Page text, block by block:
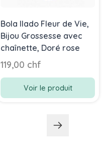
Bola Ilado Fleur de Vie,
Bijou Grossesse avec
chaînette, Doré rose
119,00 chf
Voir le produit